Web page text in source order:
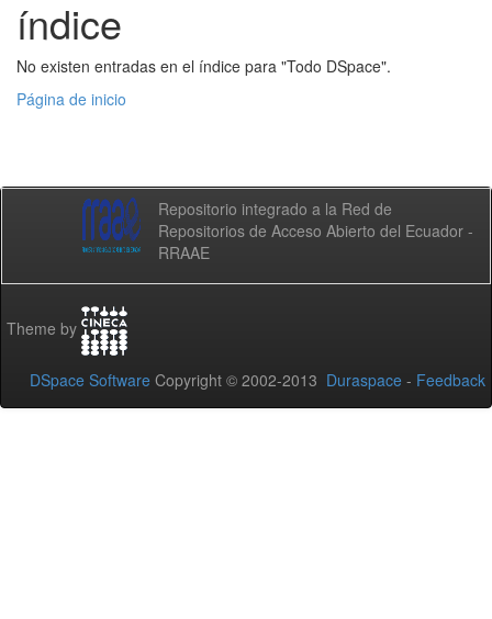
índice
No existen entradas en el índice para "Todo DSpace".
Página de inicio
Repositorio integrado a la Red de
Repositorios de Acceso Abierto del Ecuador -
RRAAE
Theme by
DSpace Software Copyright © 2002-2013 Duraspace - Feedback